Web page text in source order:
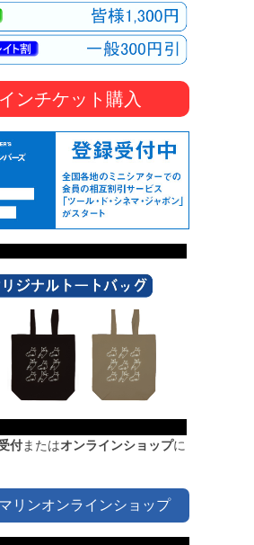
ンチケット購入
付またはオンラインショップに
リンオンラインショップ